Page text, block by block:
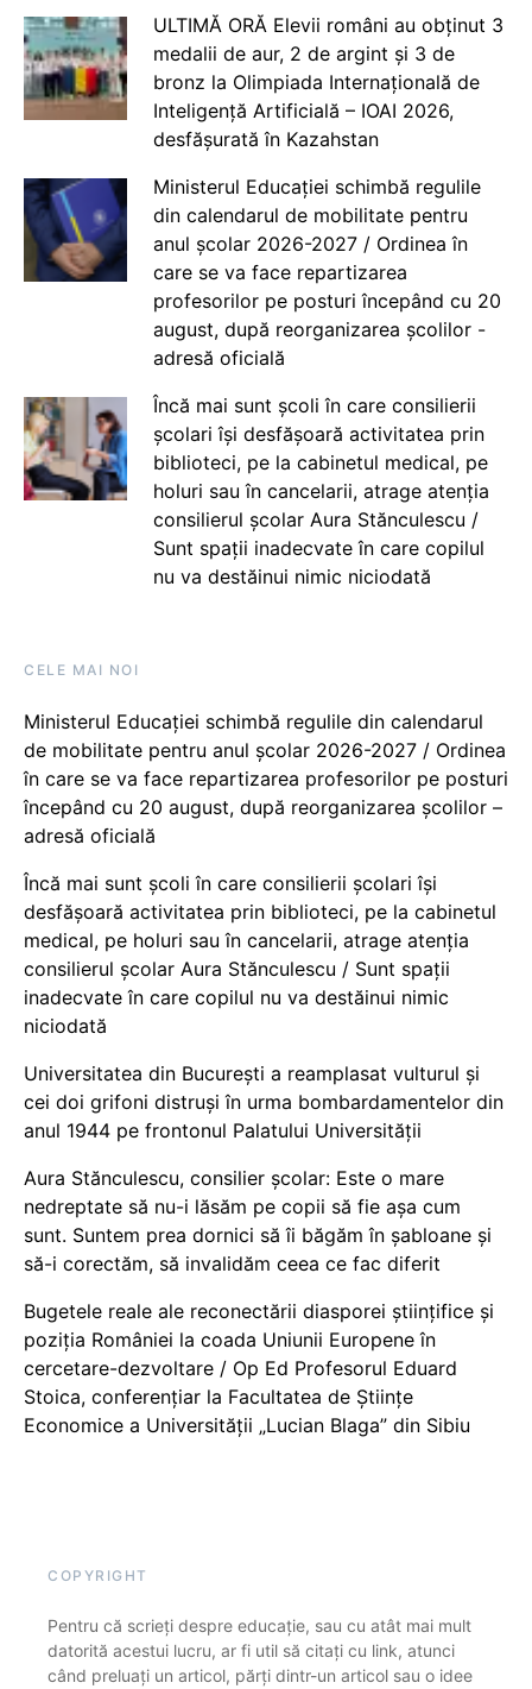
ULTIMĂ ORĂ Elevii români au obținut 3
medalii de aur, 2 de argint și 3 de
bronz la Olimpiada Internațională de
Inteligență Artificială – IOAI 2026,
desfășurată în Kazahstan
Ministerul Educației schimbă regulile
din calendarul de mobilitate pentru
anul școlar 2026-2027 / Ordinea în
care se va face repartizarea
profesorilor pe posturi începând cu 20
august, după reorganizarea școlilor -
adresă oficială
Încă mai sunt școli în care consilierii
școlari își desfășoară activitatea prin
biblioteci, pe la cabinetul medical, pe
holuri sau în cancelarii, atrage atenția
consilierul școlar Aura Stănculescu /
Sunt spații inadecvate în care copilul
nu va destăinui nimic niciodată
CELE MAI NOI
Ministerul Educației schimbă regulile din calendarul
de mobilitate pentru anul școlar 2026-2027 / Ordinea
în care se va face repartizarea profesorilor pe posturi
începând cu 20 august, după reorganizarea școlilor –
adresă oficială
Încă mai sunt școli în care consilierii școlari își
desfășoară activitatea prin biblioteci, pe la cabinetul
medical, pe holuri sau în cancelarii, atrage atenția
consilierul școlar Aura Stănculescu / Sunt spații
inadecvate în care copilul nu va destăinui nimic
niciodată
Universitatea din București a reamplasat vulturul și
cei doi grifoni distruși în urma bombardamentelor din
anul 1944 pe frontonul Palatului Universității
Aura Stănculescu, consilier școlar: Este o mare
nedreptate să nu-i lăsăm pe copii să fie așa cum
sunt. Suntem prea dornici să îi băgăm în șabloane și
să-i corectăm, să invalidăm ceea ce fac diferit
Bugetele reale ale reconectării diasporei științifice și
poziția României la coada Uniunii Europene în
cercetare-dezvoltare / Op Ed Profesorul Eduard
Stoica, conferențiar la Facultatea de Științe
Economice a Universității „Lucian Blaga” din Sibiu
COPYRIGHT
Pentru că scrieți despre educație, sau cu atât mai mult
datorită acestui lucru, ar fi util să citați cu link, atunci
când preluați un articol, părți dintr-un articol sau o idee